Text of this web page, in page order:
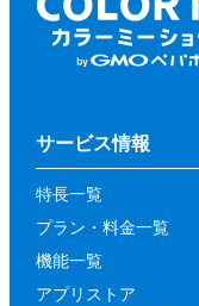
サービス情報
特長一覧
プラン・料金一覧
機能一覧
アプリストア